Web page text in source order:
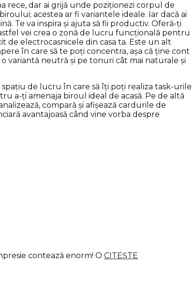
rece, dar ai grijă unde poziționezi corpul de
acestea ar fi variantele ideale. Iar dacă ai
Te va inspira și ajuta să fii productiv. Oferă-ți
vei crea o zonă de lucru funcțională pentru
de electrocasnicele din casa ta. Este un alt
în care să te poți concentra, așa că ține cont
variantă neutră și pe tonuri cât mai naturale și
de lucru în care să îți poți realiza task-urile
a-ți amenaja biroul ideal de acasă. Pe de altă
compară și afișează cardurile de
avantajoasă când vine vorba despre
contează enorm! O CITEȘTE